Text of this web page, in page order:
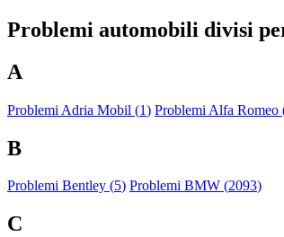
Problemi automobili divisi
A
Problemi Adria Mobil (1) Problemi Alfa Romeo
B
Problemi Bentley (5) Problemi BMW (2093)
C